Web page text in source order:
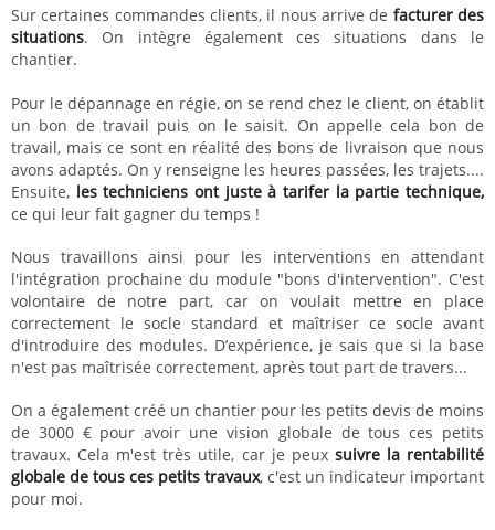
Sur certaines commandes clients, il nous arrive de facturer des
situations. On intègre également ces situations dans le
chantier.
Pour le dépannage en régie, on se rend chez le client, on établit
un bon de travail puis on le saisit. On appelle cela bon de
travail, mais ce sont en réalité des bons de livraison que nous
avons adaptés. On y renseigne les heures passées, les trajets....
Ensuite, les techniciens ont juste à tarifer la partie technique,
ce qui leur fait gagner du temps !
Nous travaillons ainsi pour les interventions en attendant
l'intégration prochaine du module "bons d'intervention". C'est
volontaire de notre part, car on voulait mettre en place
correctement le socle standard et maîtriser ce socle avant
d'introduire des modules. D’expérience, je sais que si la base
n'est pas maîtrisée correctement, après tout part de travers...
On a également créé un chantier pour les petits devis de moins
de 3000 € pour avoir une vision globale de tous ces petits
travaux. Cela m'est très utile, car je peux suivre la rentabilité
globale de tous ces petits travaux, c'est un indicateur important
pour moi.